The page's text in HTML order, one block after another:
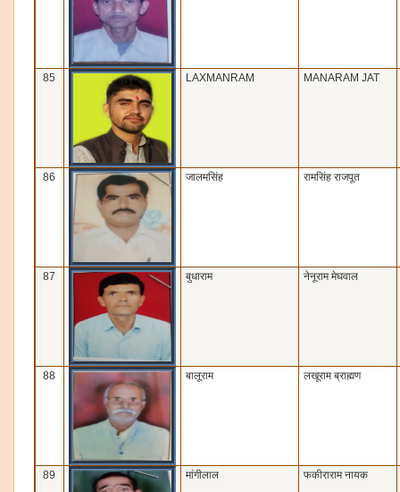
85 LAXMANRAM MANARAM JAT
86 जालमसिंह रामसिंह राजपूत
87 बुधाराम नेनूराम मेघवाल
88 बालूराम लखूराम ब्राह्मण
89 मांगीलाल फकीराराम नायक